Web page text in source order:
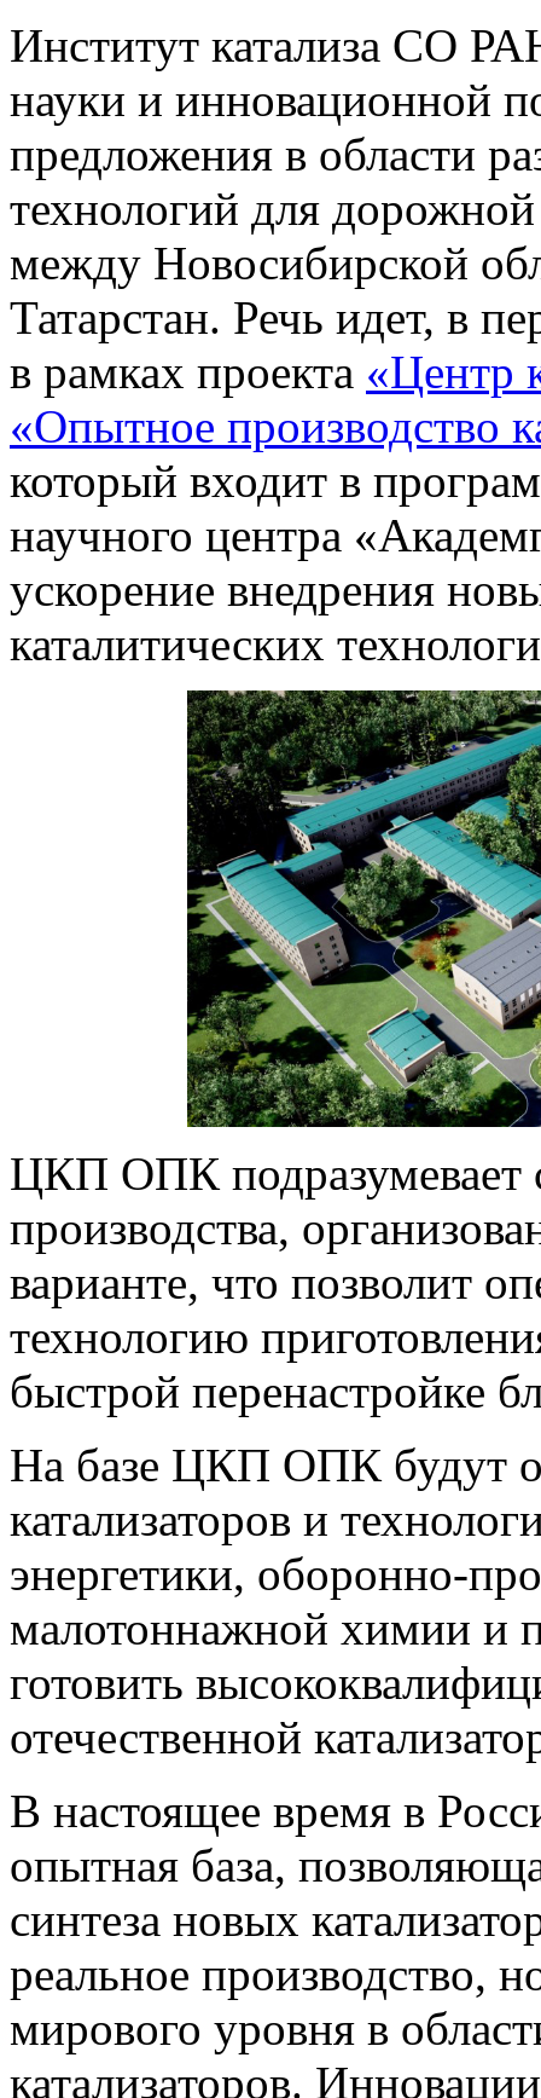
Институт катализа СО
науки и инновационной
предложения в области
технологий для
между Новосибирской
Татарстан. Речь идет, в
в рамках проекта «Центр
«Опытное производство
который входит в
научного центра
ускорение внедрения
каталитических
ЦКП ОПК подразумевает
производства,
варианте, что позволит
технологию
быстрой перенастройке
На базе ЦКП ОПК будут
катализаторов и
энергетики, оборонно-
малотоннажной химии и
готовить
отечественной
В настоящее время в
опытная база,
синтеза новых
реальное производство,
мирового уровня в
катализаторов.